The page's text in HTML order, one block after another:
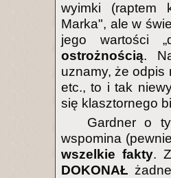
wyimki (raptem
Marka", ale w
jego wartości
ostrożnością.
uznamy, że odpis
etc., to i tak
się klasztornego
Gardner o
wspomina
wszelkie fakty.
DOKONAŁ